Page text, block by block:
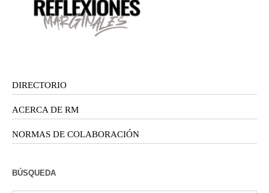
DIRECTORIO
ACERCA DE RM
NORMAS DE COLABORACIÓN
BÚSQUEDA